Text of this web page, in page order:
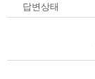
답변상태